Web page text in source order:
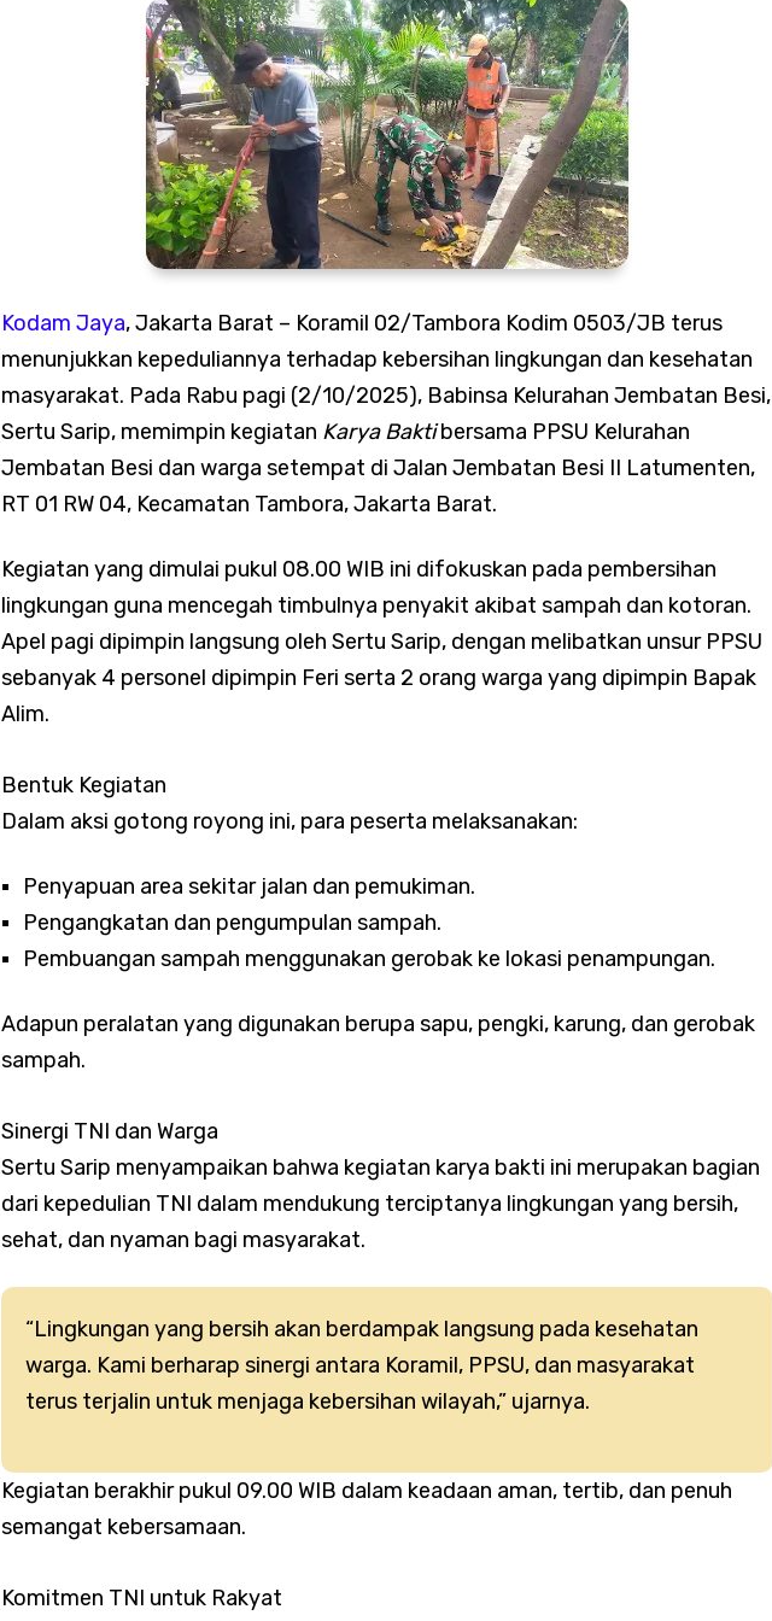
Koramil 02/Tambora Intensif Pantau Harga Sembako, Pastikan Stok Bahan Pokok Aman
Koramil 02/Tambora Perkuat Budaya Bersih, Satgas Sampah Edukasi Warga Kelola Sampah
Andri Maulana SH Bangun Kirana Musik, Siap Lahirkan Grup Dangdut Original yang
Profesional dan Berkualitas
Wilayah Binaan
Koramil 02/Tambora Intensif Pantau Harga Sembako, Pastikan Stok Bahan Pokok Aman
Koramil 02/Tambora Pastikan Seluruh Wilayah Binaan Aman, Monitoring Dini Hari
Tunjukkan Nihil Genangan
Koramil 02/Tambora Perkuat Komsos, Babinsa Ajak Warga Waspada Cuaca Ekstrem dan
Tangkal Hoaks
Tangkal Hoaks
Babinsa Koramil 02/Tambora Dampingi Siskamling di Duri Selatan, Perkuat Keamanan
Lingkungan Bersama Warga
Koramil 02/Tambora Intensifkan Patroli Malam, Cegah Tawuran dan Balap Liar di Sejumlah
Titik Rawan
Koramil 02/Tambora Intensif Monitoring Wilayah, Seluruh Kelurahan Terpantau Bebas
Genangan
Kodam Jaya, Jakarta Barat – Koramil 02/Tambora Kodim 0503/JB terus
menunjukkan kepeduliannya terhadap kebersihan lingkungan dan kesehatan
masyarakat. Pada Rabu pagi (2/10/2025), Babinsa Kelurahan Jembatan Besi,
Sertu Sarip, memimpin kegiatan Karya Baktibersama PPSU Kelurahan
Jembatan Besi dan warga setempat di Jalan Jembatan Besi II Latumenten,
RT 01 RW 04, Kecamatan Tambora, Jakarta Barat.
Kegiatan yang dimulai pukul 08.00 WIB ini difokuskan pada pembersihan
lingkungan guna mencegah timbulnya penyakit akibat sampah dan kotoran.
Apel pagi dipimpin langsung oleh Sertu Sarip, dengan melibatkan unsur PPSU
sebanyak 4 personel dipimpin Feri serta 2 orang warga yang dipimpin Bapak
Alim.
Bentuk Kegiatan
Dalam aksi gotong royong ini, para peserta melaksanakan:
Penyapuan area sekitar jalan dan pemukiman.
Pengangkatan dan pengumpulan sampah.
Pembuangan sampah menggunakan gerobak ke lokasi penampungan.
Adapun peralatan yang digunakan berupa sapu, pengki, karung, dan gerobak
sampah.
Sinergi TNI dan Warga
Sertu Sarip menyampaikan bahwa kegiatan karya bakti ini merupakan bagian
dari kepedulian TNI dalam mendukung terciptanya lingkungan yang bersih,
sehat, dan nyaman bagi masyarakat.
“Lingkungan yang bersih akan berdampak langsung pada kesehatan
warga. Kami berharap sinergi antara Koramil, PPSU, dan masyarakat
terus terjalin untuk menjaga kebersihan wilayah,” ujarnya.
Kegiatan berakhir pukul 09.00 WIB dalam keadaan aman, tertib, dan penuh
semangat kebersamaan.
Komitmen TNI untuk Rakyat